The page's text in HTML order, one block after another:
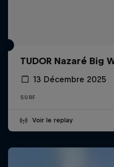
TUDOR Nazaré Big
13 Décembre 2025
SURF
Voir le replay